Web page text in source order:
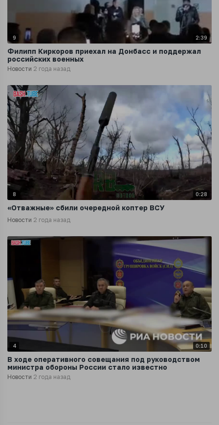
9 2:39
Филипп Киркоров приехал на Донбасс и поддержал
российских военных
Новости 2 года назад
8 0:28
«Отважные» сбили очередной коптер ВСУ
Новости 2 года назад
4 0:10
В ходе оперативного совещания под руководством
министра обороны России стало известно
Новости 2 года назад